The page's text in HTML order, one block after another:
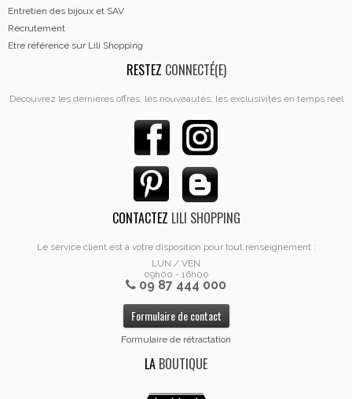
Entretien des bijoux et SAV
Recrutement
Etre référencé sur Lili Shopping
RESTEZ CONNECTÉ(E)
Découvrez les dernières offres, les nouveautés, les exclusivités en temps réel
CONTACTEZ LILI SHOPPING
Le service client est à votre disposition pour tout renseignement :
LUN / VEN
09h00 - 16h00
09 87 444 000
Formulaire de contact
Formulaire de rétractation
LA BOUTIQUE